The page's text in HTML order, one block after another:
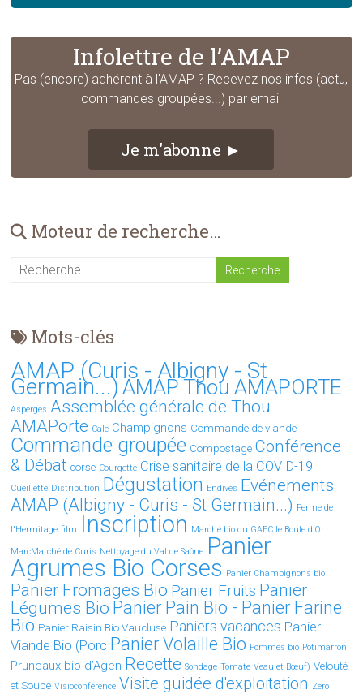
Infolettre de l’AMAP
Pas (encore) adhérent à l'AMAP ? Recevez nos infos (actu,
commandes groupées...) par email
Je m'abonne ►
Moteur de recherche…
Mots-clés
AMAP (Curis - Albigny - St
Germain...) AMAP Thou AMAPORTE
Asperges Assemblée générale de Thou
AMAPorte Cale Champignons Commande de viande
Commande groupée Compostage Conférence
& Débat corse Courgette Crise sanitaire de la COVID-19
Cueillette Distribution Dégustation Endives Evénements
AMAP (Albigny - Curis - St Germain...) Ferme de
l'Hermitage film Inscription Marché bio du GAEC le Boule d’Or
MarcMarché de Curis Nettoyage du Val de Saône Panier
Agrumes Bio Corses Panier Champignons bio
Panier Fromages Bio Panier Fruits Panier
Légumes Bio Panier Pain Bio - Panier Farine
Bio Panier Raisin Bio Vaucluse Paniers vacances Panier
Viande Bio (Porc Panier Volaille Bio Pommes bio Potimarron
Pruneaux bio d’Agen Recette Sondage Tomate Veau et Bœuf) Velouté
et Soupe Visioconférence Visite guidée d'exploitation Zéro